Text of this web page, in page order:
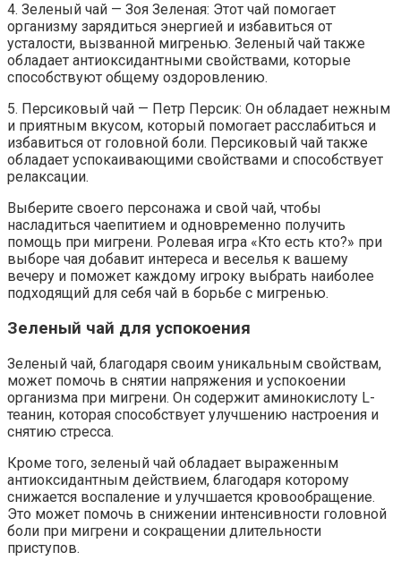
4. Зеленый чай — Зоя Зеленая: Этот чай помогает
организму зарядиться энергией и избавиться от
усталости, вызванной мигренью. Зеленый чай также
обладает антиоксидантными свойствами, которые
способствуют общему оздоровлению.
5. Персиковый чай — Петр Персик: Он обладает нежным
и приятным вкусом, который помогает расслабиться и
избавиться от головной боли. Персиковый чай также
обладает успокаивающими свойствами и способствует
релаксации.
Выберите своего персонажа и свой чай, чтобы
насладиться чаепитием и одновременно получить
помощь при мигрени. Ролевая игра «Кто есть кто?» при
выборе чая добавит интереса и веселья к вашему
вечеру и поможет каждому игроку выбрать наиболее
подходящий для себя чай в борьбе с мигренью.
Зеленый чай для успокоения
Зеленый чай, благодаря своим уникальным свойствам,
может помочь в снятии напряжения и успокоении
организма при мигрени. Он содержит аминокислоту L-
теанин, которая способствует улучшению настроения и
снятию стресса.
Кроме того, зеленый чай обладает выраженным
антиоксидантным действием, благодаря которому
снижается воспаление и улучшается кровообращение.
Это может помочь в снижении интенсивности головной
боли при мигрени и сокращении длительности
приступов.